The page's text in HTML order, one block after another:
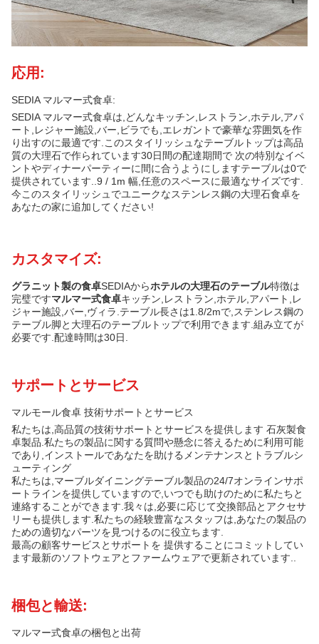
応用:
SEDIA マルマー式食卓:
SEDIA マルマー式食卓は,どんなキッチン,レストラン,ホテル,アパ
ート,レジャー施設,バー,ビラでも,エレガントで豪華な雰囲気を作
り出すのに最適です.このスタイリッシュなテーブルトップは高品
質の大理石で作られています30日間の配達期間で 次の特別なイベ
ントやディナーパーティーに間に合うようにしますテーブルは0で
提供されています..9 / 1m 幅,任意のスペースに最適なサイズです.
今このスタイリッシュでユニークなステンレス鋼の大理石食卓を
あなたの家に追加してください!
カスタマイズ:
グラニット製の食卓SEDIAからホテルの大理石のテーブル特徴は
完璧ですマルマー式食卓キッチン,レストラン,ホテル,アパート,レ
ジャー施設,バー,ヴィラ.テーブル長さは1.8/2mで,ステンレス鋼の
テーブル脚と大理石のテーブルトップで利用できます.組み立てが
必要です.配達時間は30日.
サポートとサービス
マルモール食卓 技術サポートとサービス
私たちは,高品質の技術サポートとサービスを提供します 石灰製食
卓製品.私たちの製品に関する質問や懸念に答えるために利用可能
であり,インストールであなたを助けるメンテナンスとトラブルシ
ューティング
私たちは,マーブルダイニングテーブル製品の24/7オンラインサポ
ートラインを提供していますので,いつでも助けのために私たちと
連絡することができます.我々は,必要に応じて交換部品とアクセサ
リーも提供します.私たちの経験豊富なスタッフは,あなたの製品の
ための適切なパーツを見つけるのに役立ちます.
最高の顧客サービスとサポートを 提供することにコミットしてい
ます最新のソフトウェアとファームウェアで更新されています..
梱包と輸送:
マルマー式食卓の梱包と出荷